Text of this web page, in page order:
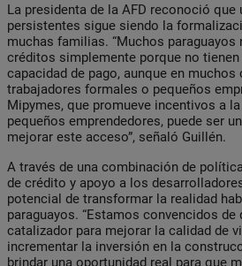
La presidenta de la AFD reconoció
persistentes sigue siendo la
muchas familias. “Muchos paraguayos
créditos simplemente porque no
capacidad de pago, aunque en
trabajadores formales o pequeños
Mipymes, que promueve incentivos a
pequeños emprendedores, puede ser
mejorar este acceso”, señaló Guillén.
A través de una combinación de
de crédito y apoyo a los
potencial de transformar la realidad
paraguayos. “Estamos convencidos de
catalizador para mejorar la calidad de
incrementar la inversión en la
brindar una oportunidad real para que